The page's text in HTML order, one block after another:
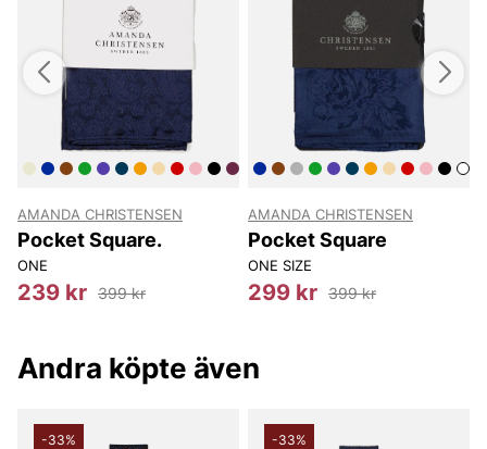
AMANDA CHRISTENSEN
Pocket Square.
ONE
239 kr 399 kr
AMANDA CHRISTENSEN
Pocket Square
ONE SIZE
299 kr 399 kr
Andra köpte även
-33% -33%